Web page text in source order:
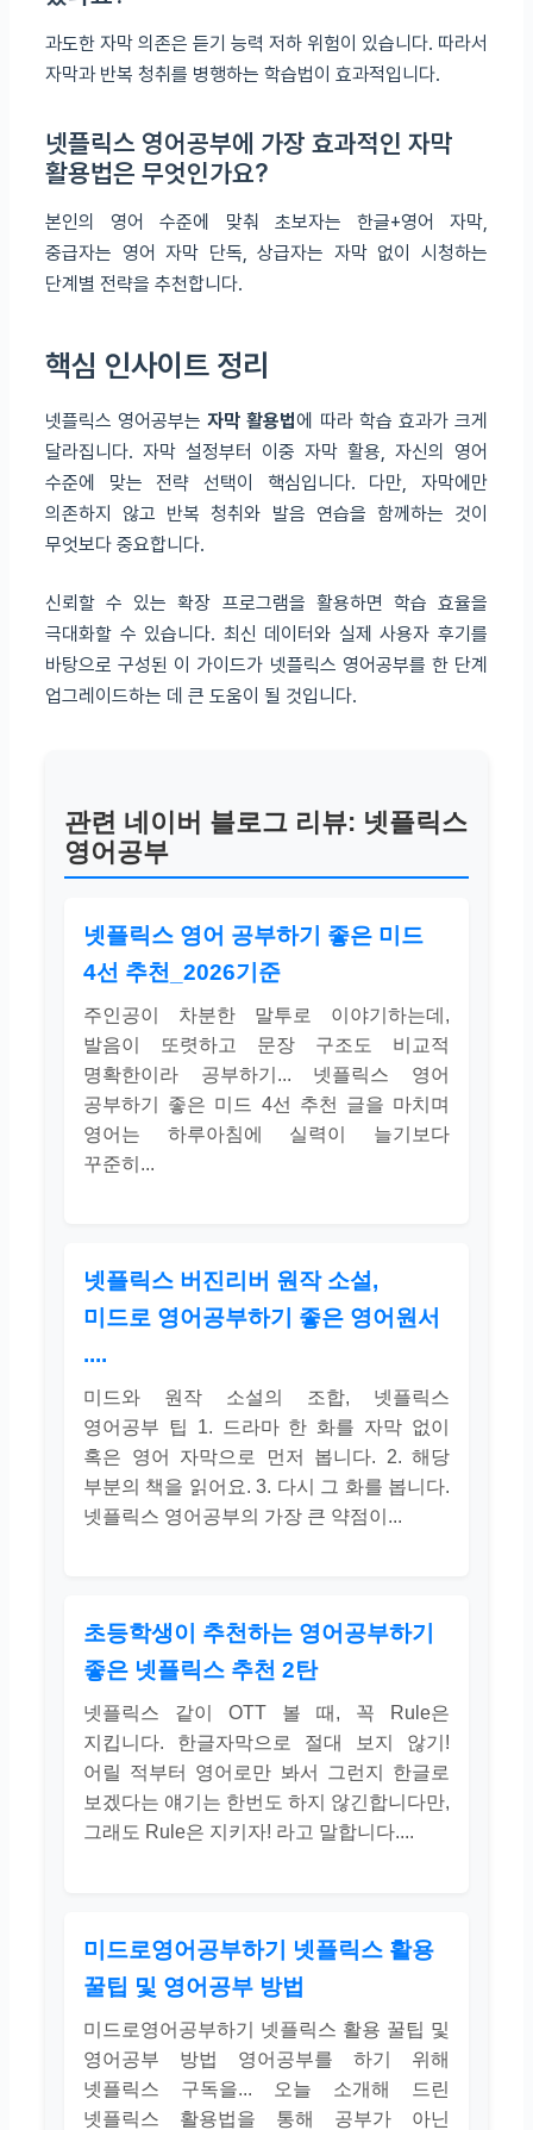
과도한 자막 의존은 듣기 능력 저하 위험이 있습니다. 따라서
자막과 반복 청취를 병행하는 학습법이 효과적입니다.
넷플릭스 영어공부에 가장 효과적인 자막
활용법은 무엇인가요?
본인의 영어 수준에 맞춰 초보자는 한글+영어 자막,
중급자는 영어 자막 단독, 상급자는 자막 없이 시청하는
단계별 전략을 추천합니다.
핵심 인사이트 정리
넷플릭스 영어공부는자막 활용법에 따라 학습 효과가 크게
달라집니다. 자막 설정부터 이중 자막 활용, 자신의 영어
수준에 맞는 전략 선택이 핵심입니다. 다만, 자막에만
의존하지 않고 반복 청취와 발음 연습을 함께하는 것이
무엇보다 중요합니다.
신뢰할 수 있는 확장 프로그램을 활용하면 학습 효율을
극대화할 수 있습니다. 최신 데이터와 실제 사용자 후기를
바탕으로 구성된 이 가이드가 넷플릭스 영어공부를 한 단계
업그레이드하는 데 큰 도움이 될 것입니다.
관련 네이버 블로그 리뷰: 넷플릭스
영어공부
넷플릭스 영어 공부하기 좋은 미드
4선 추천_2026기준
주인공이 차분한 말투로 이야기하는데,
발음이 또렷하고 문장 구조도 비교적
명확한이라 공부하기... 넷플릭스 영어
공부하기 좋은 미드 4선 추천 글을 마치며
영어는 하루아침에 실력이 늘기보다
꾸준히...
넷플릭스 버진리버 원작 소설,
미드로 영어공부하기 좋은 영어원서
....
미드와 원작 소설의 조합, 넷플릭스
영어공부 팁 1. 드라마 한 화를 자막 없이
혹은 영어 자막으로 먼저 봅니다. 2. 해당
부분의 책을 읽어요. 3. 다시 그 화를 봅니다.
넷플릭스 영어공부의 가장 큰 약점이...
초등학생이 추천하는 영어공부하기
좋은 넷플릭스 추천 2탄
넷플릭스 같이 OTT 볼 때, 꼭 Rule은
지킵니다. 한글자막으로 절대 보지 않기!
어릴 적부터 영어로만 봐서 그런지 한글로
보겠다는 얘기는 한번도 하지 않긴합니다만,
그래도 Rule은 지키자! 라고 말합니다....
미드로영어공부하기 넷플릭스 활용
꿀팁 및 영어공부 방법
미드로영어공부하기 넷플릭스 활용 꿀팁 및
영어공부 방법 영어공부를 하기 위해
넷플릭스 구독을... 오늘 소개해 드린
넷플릭스 활용법을 통해 공부가 아닌